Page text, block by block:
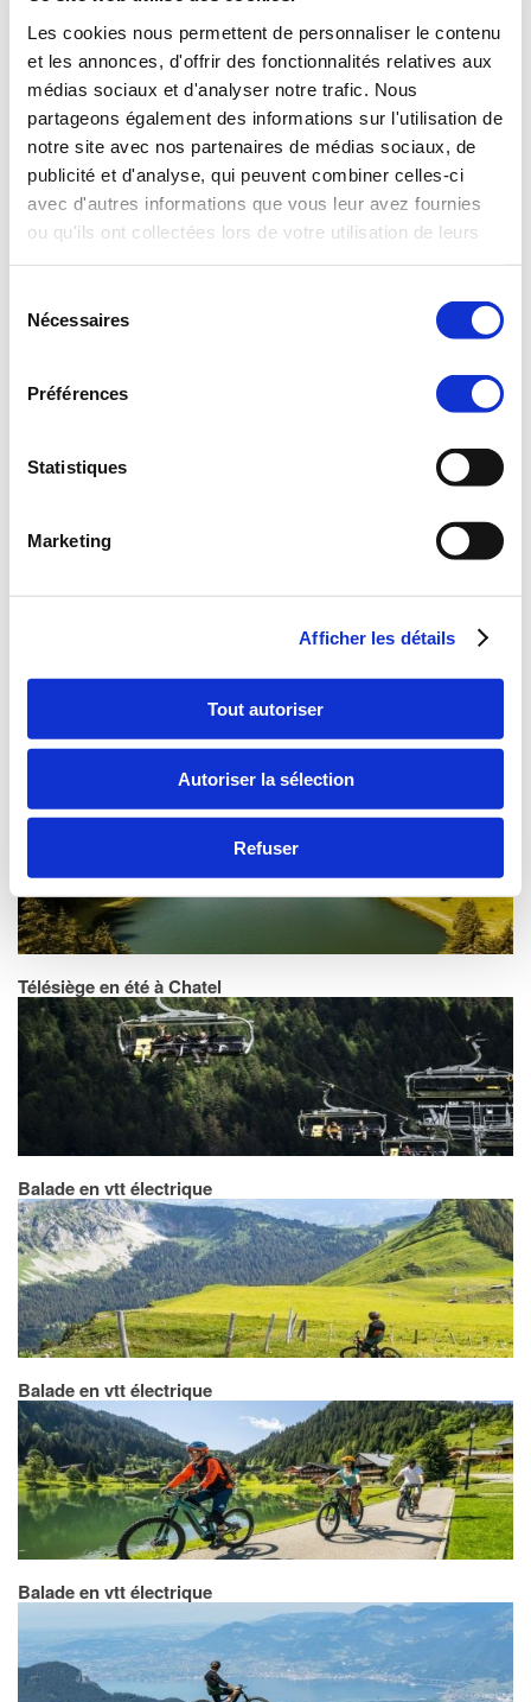
Les cookies nous permettent de personnaliser le contenu
et les annonces, d'offrir des fonctionnalités relatives aux
médias sociaux et d'analyser notre trafic. Nous
partageons également des informations sur l'utilisation de
notre site avec nos partenaires de médias sociaux, de
publicité et d'analyse, qui peuvent combiner celles-ci
avec d'autres informations que vous leur avez fournies
ou qu'ils ont collectées lors de votre utilisation de leurs
Nécessaires
Préférences
Statistiques
Marketing
Afficher les détails
Tout autoriser
Autoriser la sélection
Refuser
Village de Chatel
Télésiège en été à Chatel
Balade en vtt électrique
Balade en vtt électrique
Balade en vtt électrique